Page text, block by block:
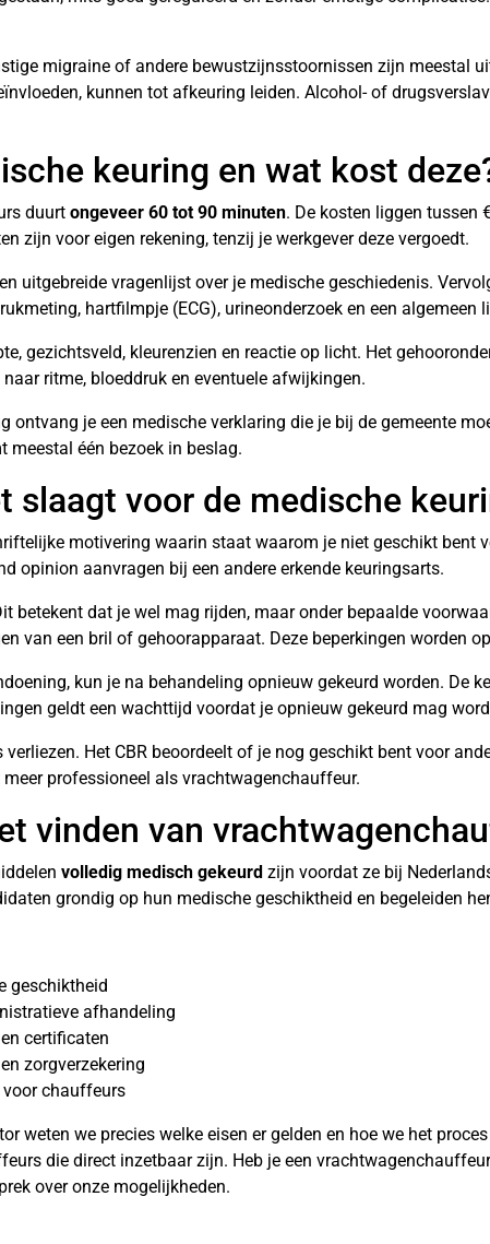
migraine of andere bewustzijnsstoornissen zijn meestal
kunnen tot afkeuring leiden. Alcohol- of
keuring en wat kost
duurt ongeveer 60 tot 90 minuten. De kosten liggen tussen
zijn voor eigen rekening, tenzij je werkgever deze vergoedt.
uitgebreide vragenlijst over je medische geschiedenis.
hartfilmpje (ECG), urineonderzoek en een algemeen
gezichtsveld, kleurenzien en reactie op licht. Het
ritme, bloeddruk en eventuele afwijkingen.
ontvang je een medische verklaring die je bij de gemeente
meestal één bezoek in beslag.
slaagt voor de medische
motivering waarin staat waarom je niet geschikt bent
opinion aanvragen bij een andere erkende keuringsarts.
betekent dat je wel mag rijden, maar onder bepaalde
van een bril of gehoorapparaat. Deze beperkingen worden
kun je na behandeling opnieuw gekeurd worden. De
geldt een wachttijd voordat je opnieuw gekeurd mag
Het CBR beoordeelt of je nog geschikt bent voor
professioneel als vrachtwagenchauffeur.
vinden van
volledig medisch gekeurd zijn voordat ze bij
grondig op hun medische geschiktheid en begeleiden
geschiktheid
afhandeling
certificaten
zorgverzekering
chauffeurs
weten we precies welke eisen er gelden en hoe we het
die direct inzetbaar zijn. Heb je een
over onze mogelijkheden.